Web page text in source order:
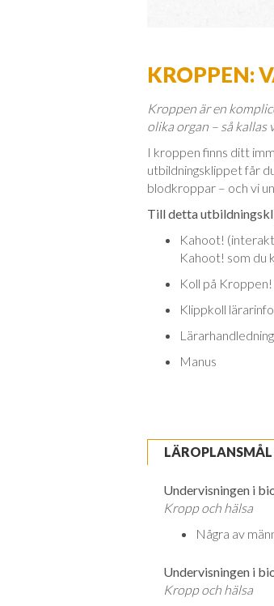
KROPPEN:
Kroppen är en
olika organ – så kallas
I kroppen finns ditt
utbildningsklippet får
blodkroppar – och vi
Till detta
Kahoot!
Kahoot! som du
Koll på
Klippkoll
Lärarhandledning
Manus
LÄROPLANSMÅL
Undervisningen i
Kropp och hälsa
Några av
Undervisningen i
Kropp och hälsa